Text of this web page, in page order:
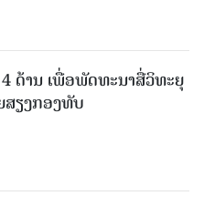
ດ້ານ ເພື່ອພັດທະນາສື່ວິທະຍຸ
ສຽງກອງທັບ